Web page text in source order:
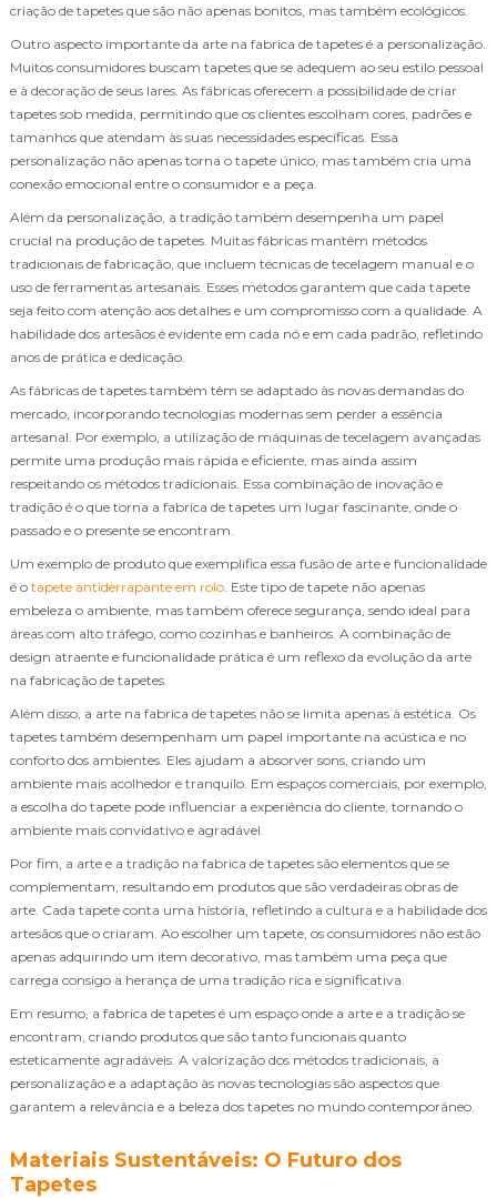
criação de tapetes que são não apenas bonitos, mas também ecológicos.
Outro aspecto importante da arte na fabrica de tapetes é a personalização.
Muitos consumidores buscam tapetes que se adequem ao seu estilo pessoal
e à decoração de seus lares. As fábricas oferecem a possibilidade de criar
tapetes sob medida, permitindo que os clientes escolham cores, padrões e
tamanhos que atendam às suas necessidades específicas. Essa
personalização não apenas torna o tapete único, mas também cria uma
conexão emocional entre o consumidor e a peça.
Além da personalização, a tradição também desempenha um papel
crucial na produção de tapetes. Muitas fábricas mantêm métodos
tradicionais de fabricação, que incluem técnicas de tecelagem manual e o
uso de ferramentas artesanais. Esses métodos garantem que cada tapete
seja feito com atenção aos detalhes e um compromisso com a qualidade. A
habilidade dos artesãos é evidente em cada nó e em cada padrão, refletindo
anos de prática e dedicação.
As fábricas de tapetes também têm se adaptado às novas demandas do
mercado, incorporando tecnologias modernas sem perder a essência
artesanal. Por exemplo, a utilização de máquinas de tecelagem avançadas
permite uma produção mais rápida e eficiente, mas ainda assim
respeitando os métodos tradicionais. Essa combinação de inovação e
tradição é o que torna a fabrica de tapetes um lugar fascinante, onde o
passado e o presente se encontram.
Um exemplo de produto que exemplifica essa fusão de arte e funcionalidade
é o tapete antiderrapante em rolo . Este tipo de tapete não apenas
embeleza o ambiente, mas também oferece segurança, sendo ideal para
áreas com alto tráfego, como cozinhas e banheiros. A combinação de
design atraente e funcionalidade prática é um reflexo da evolução da arte
na fabricação de tapetes.
Além disso, a arte na fabrica de tapetes não se limita apenas à estética. Os
tapetes também desempenham um papel importante na acústica e no
conforto dos ambientes. Eles ajudam a absorver sons, criando um
ambiente mais acolhedor e tranquilo. Em espaços comerciais, por exemplo,
a escolha do tapete pode influenciar a experiência do cliente, tornando o
ambiente mais convidativo e agradável.
Por fim, a arte e a tradição na fabrica de tapetes são elementos que se
complementam, resultando em produtos que são verdadeiras obras de
arte. Cada tapete conta uma história, refletindo a cultura e a habilidade dos
artesãos que o criaram. Ao escolher um tapete, os consumidores não estão
apenas adquirindo um item decorativo, mas também uma peça que
carrega consigo a herança de uma tradição rica e significativa.
Em resumo, a fabrica de tapetes é um espaço onde a arte e a tradição se
encontram, criando produtos que são tanto funcionais quanto
esteticamente agradáveis. A valorização dos métodos tradicionais, a
personalização e a adaptação às novas tecnologias são aspectos que
garantem a relevância e a beleza dos tapetes no mundo contemporâneo.
Materiais Sustentáveis: O Futuro dos
Tapetes